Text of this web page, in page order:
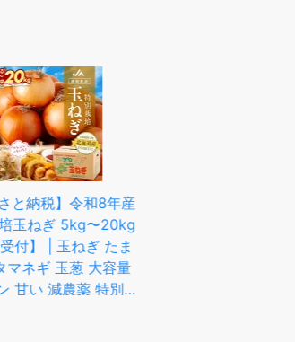
島の宝 大玉 【月間優良ショ
ップ受賞店】あさひサンファ
ーム たまねぎ 玉ねぎ 大量
20kg 大玉20キロ 淡路島産
中生 晩生 おまかせ 特別栽培
有機肥料使用 送料無料 数量
限定 タマネギ お取り寄せ ひ
ょうご安心ブランド 兵庫県
認証食品 産地直送 厳選食材
【送料無
農薬 キ